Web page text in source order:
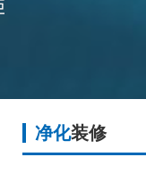
净化装修